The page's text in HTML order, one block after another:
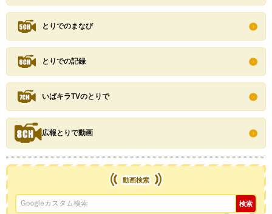
とりでのまなび
とりでの記録
いばキラTVのとりで
広報とりで動画
動画検索